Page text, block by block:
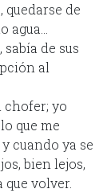
quedarse de
sabía de sus
al
chofer; yo
que me
cuando ya se
bien lejos,
que volver.